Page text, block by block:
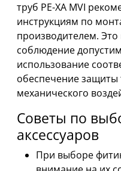
труб PE-XA MVI
инструкциям по
производителем. Это
соблюдение
использование
обеспечение защиты
механического
Советы по
аксессуаров
При выборе